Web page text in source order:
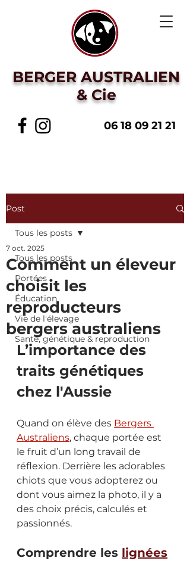
BERGER AUSTRALIEN
& Cie
06 18 09 21 21
Post
Tous les posts
Portées
Éducation
Vie de l'élevage
Santé, génétique & reproduction
Tous les posts
Comment un éleveur
choisit les
reproducteurs
bergers australiens
7 oct. 2025
L’importance des
traits génétiques
chez l'Aussie
Quand on élève des Bergers
Australiens, chaque portée est
le fruit d’un long travail de
réflexion. Derrière les adorables
chiots que vous adopterez ou
dont vous aimez la photo, il y a
des choix précis, calculés et
passionnés.
Comprendre les lignées